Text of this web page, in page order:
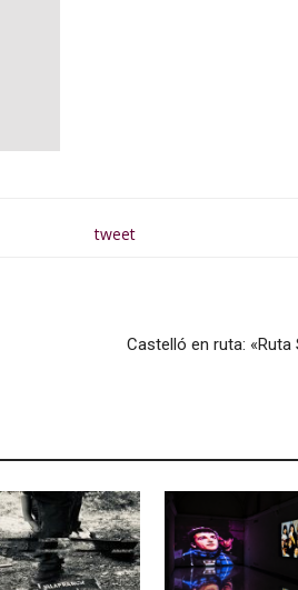
tweet
Castelló en ruta: